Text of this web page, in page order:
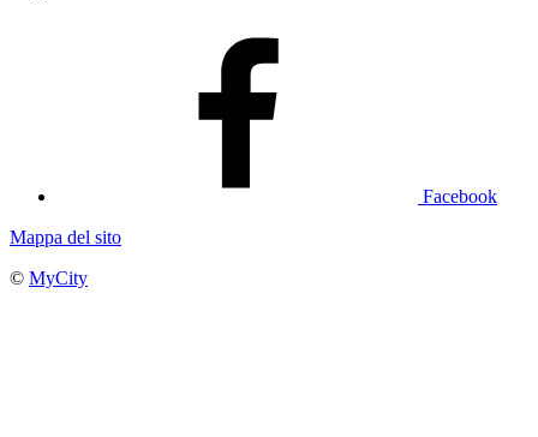
Facebook
Mappa del sito
© MyCity